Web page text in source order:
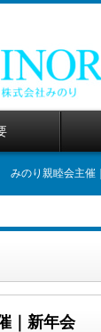
みのり親睦会主催
｜新年会